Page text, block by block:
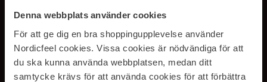
Denna webbplats använder cookies
För att ge dig en bra shoppingupplevelse använder
Nordicfeel cookies. Vissa cookies är nödvändiga för att
du ska kunna använda webbplatsen, medan ditt
samtycke krävs för att använda cookies för att förbättra
SUBSCRIBE TO OUR
NEWSLETTER
Sähköposti